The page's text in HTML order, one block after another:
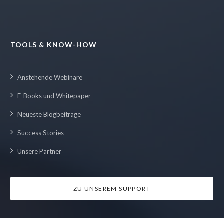
TOOLS & KNOW-HOW
Anstehende Webinare
E-Books und Whitepaper
Neueste Blogbeiträge
Success Stories
Unsere Partner
ZU UNSEREM SUPPORT